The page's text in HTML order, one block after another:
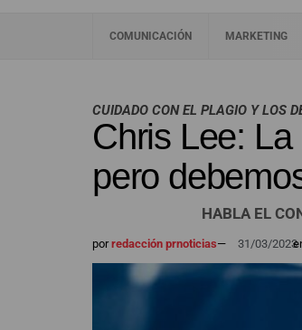
COMUNICACIÓN MARKETING
CUIDADO CON EL PLAGIO Y LOS
Chris Lee:
pero
HABLA EL
porredacción prnoticias— 31/03/2023